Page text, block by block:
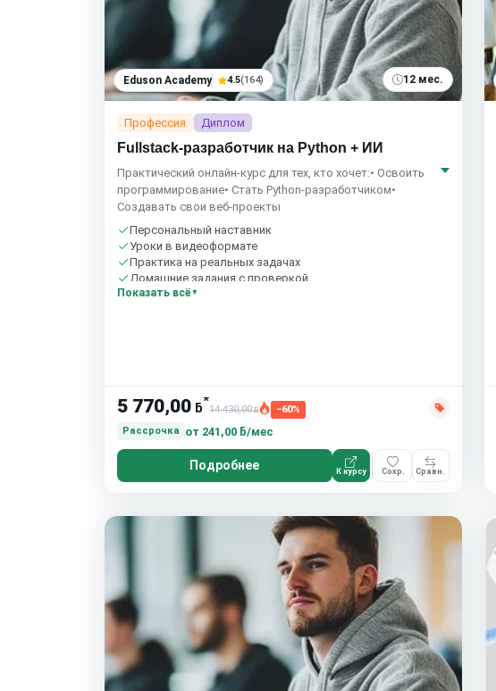
Eduson Academy 4.5(164) 12 мес.
Профессия Диплом
Fullstack-разработчик на Python + ИИ
Практический онлайн-курс для тех, кто хочет:• Освоить
программирование• Стать Python-разработчиком•
Создавать свои веб-проекты
Персональный наставник
Уроки в видеоформате
Практика на реальных задачах
Домашние задания с проверкой
Бесплатный пробный урок
Показать всё
5 770,00 ƃ*
14 430,00ƃ
−60%
Рассрочка
от 241,00 ƃ/мес
Подробнее К курсу Сохр. Сравн.